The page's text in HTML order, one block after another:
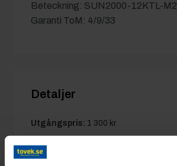
Beteckning: SUN2000-12KTL-M2
Garanti ToM: 4/9/33
Detaljer
Utgångspris: 1 300 kr
Slagavgift: